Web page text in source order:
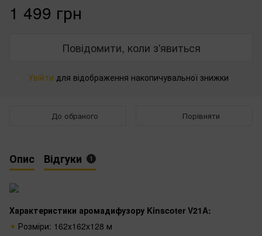
1 499 грн
Повідомити, коли з'явиться
Увійти для відображення накопичувальної знижки
До обраного Порівняти
Опис Відгуки 1
Характеристики аромадифузору Kinscoter V21A:
Розміри: 162х162х128 м